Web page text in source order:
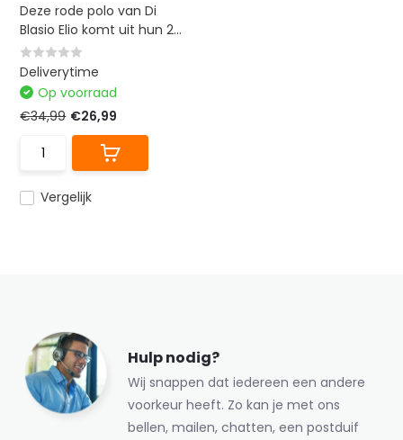
Deze rode polo van Di
Blasio Elio komt uit hun 2...
Vergelijk
Deliverytime
Op voorraad
€34,99 €26,99
Hulp nodig?
Wij snappen dat iedereen een andere
voorkeur heeft. Zo kan je met ons
bellen, mailen, chatten, een postduif